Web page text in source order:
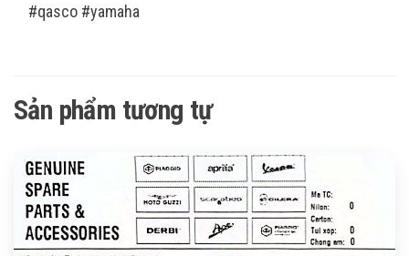
#qasco #yamaha
Sản phẩm tương tự